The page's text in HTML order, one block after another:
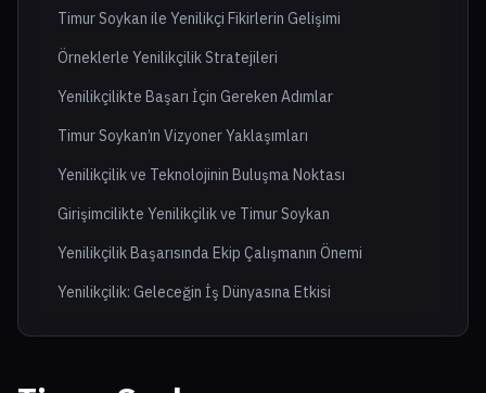
Timur Soykan ile Yenilikçi Fikirlerin Gelişimi
Örneklerle Yenilikçilik Stratejileri
Yenilikçilikte Başarı İçin Gereken Adımlar
Timur Soykan’ın Vizyoner Yaklaşımları
Yenilikçilik ve Teknolojinin Buluşma Noktası
Girişimcilikte Yenilikçilik ve Timur Soykan
Yenilikçilik Başarısında Ekip Çalışmanın Önemi
Yenilikçilik: Geleceğin İş Dünyasına Etkisi